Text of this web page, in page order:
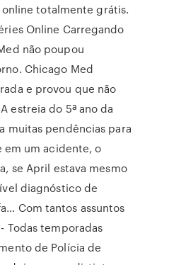
totalmente grátis.
Online Carregando
não poupou
Chicago Med
e provou que não
estreia do 5ª ano da
muitas pendências para
em um acidente, o
se April estava mesmo
diagnóstico de
Com tantos assuntos
Todas temporadas
de Polícia de